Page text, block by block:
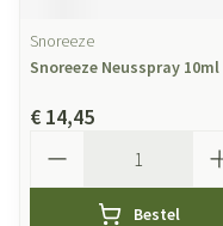
Snoreeze
Snoreeze Neusspray 10ml
€ 14,45
Bestel